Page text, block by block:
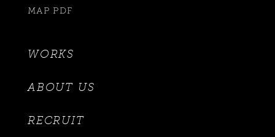
MAP PDF
WORKS
ABOUT US
RECRUIT